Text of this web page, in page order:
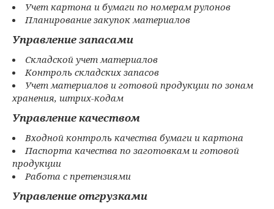
Учет картона и бумаги по номерам рулонов
Планирование закупок материалов
Управление запасами
Складской учет материалов
Контроль складских запасов
Учет материалов и готовой продукции по зонам
хранения, штрих-кодам
Управление качеством
Входной контроль качества бумаги и картона
Паспорта качества по заготовкам и готовой
продукции
Работа с претензиями
Управление отгрузками